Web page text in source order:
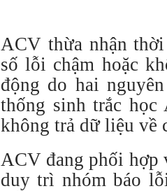
ACV thừa nhận
số lỗi chậm hoặc
động do hai
thống sinh trắc học
không trả dữ liệu về
ACV đang phối hợp
duy trì nhóm báo